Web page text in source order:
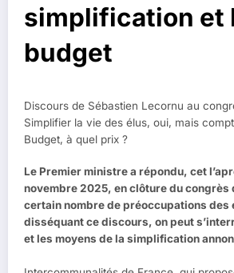
simplification et
budget
Discours de Sébastien Lecornu au
Simplifier la vie des élus, oui, mais
Budget, à quel prix ?
Le Premier ministre a répondu, cet
novembre 2025, en clôture du congrès
certain nombre de préoccupations des
disséquant ce discours, on peut
et les moyens de la simplification